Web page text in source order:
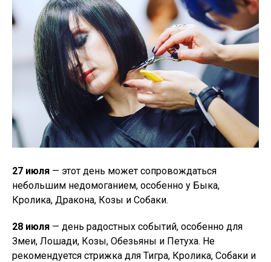
27 июля — этот день может сопровождаться
небольшим недомоганием, особенно у Быка,
Кролика, Дракона, Козы и Собаки.
28 июля — день радостных событий, особенно для
Змеи, Лошади, Козы, Обезьяны и Петуха. Не
рекомендуется стрижка для Тигра, Кролика, Собаки и